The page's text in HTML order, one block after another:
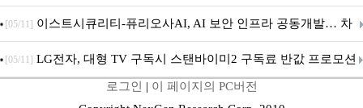
무상 배포
[05/11] 이스트시큐리티-퓨리오사AI, AI 보안 인프라 공동개발… 차
세대 AI 보안 플랫폼 구축
[05/11] LG전자, 대형 TV 구독시 스탠바이미2 구독료 반값 프로모션
로그인 | 이 페이지의 PC버전